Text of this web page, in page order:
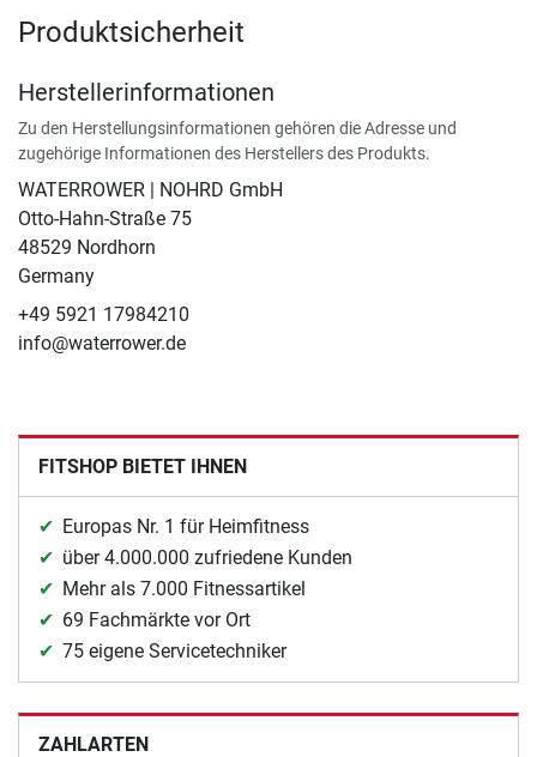
Produktsicherheit
Herstellerinformationen
Zu den Herstellungsinformationen gehören die Adresse und
zugehörige Informationen des Herstellers des Produkts.
WATERROWER | NOHRD GmbH
Otto-Hahn-Straße 75
48529 Nordhorn
Germany
+49 5921 17984210
info@waterrower.de
FITSHOP BIETET IHNEN
Europas Nr. 1 für Heimfitness
über 4.000.000 zufriedene Kunden
Mehr als 7.000 Fitnessartikel
69 Fachmärkte vor Ort
75 eigene Servicetechniker
ZAHLARTEN